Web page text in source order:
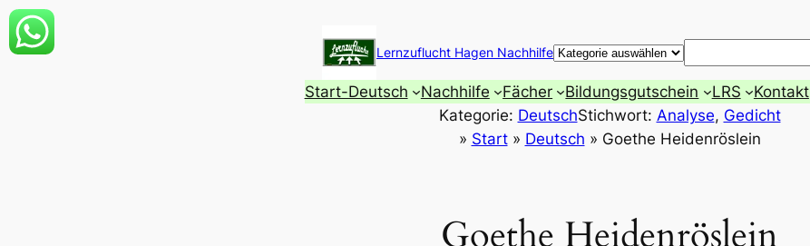
Zum
Inhalt
Lernzuflucht Hagen Nachhilfe Suchen
Start-Deutsch Nachhilfe Fächer Bildungsgutschein LRS Kontakt
Kategorie: DeutschStichwort: Analyse, Gedicht
» Start» Deutsch » Goethe Heidenröslein
Goethe Heidenröslein